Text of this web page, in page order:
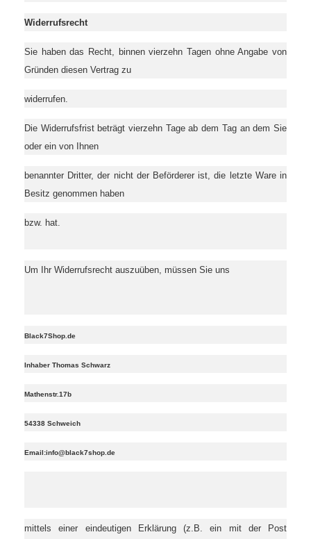
Widerrufsrecht
Sie haben das Recht, binnen vierzehn Tagen ohne Angabe von
Gründen diesen Vertrag zu
widerrufen.
Die Widerrufsfrist beträgt vierzehn Tage ab dem Tag an dem Sie
oder ein von Ihnen
benannter Dritter, der nicht der Beförderer ist, die letzte Ware in
Besitz genommen haben
bzw. hat.
Um Ihr Widerrufsrecht auszuüben, müssen Sie uns
Black7Shop.de
Inhaber Thomas Schwarz
Mathenstr.17b
54338 Schweich
Email:info@black7shop.de
mittels einer eindeutigen Erklärung (z.B. ein mit der Post